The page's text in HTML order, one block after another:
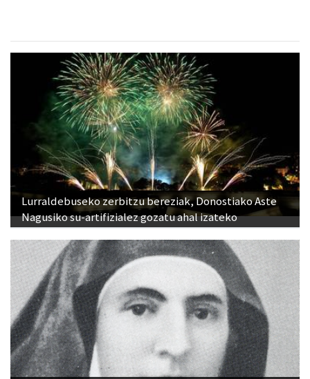
Lurraldebuseko zerbitzu bereziak, Donostiako Aste
Nagusiko su-artifizialez gozatu ahal izateko